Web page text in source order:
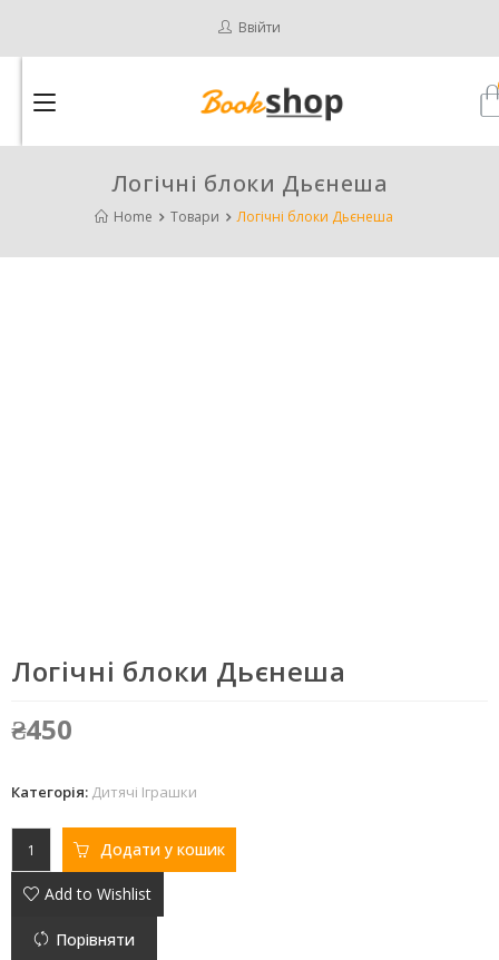
Ввійти
Логічні блоки Дьєнеша
Home Товари Логічні блоки Дьєнеша
Логічні блоки Дьєнеша
₴450
Категорія: Дитячі Іграшки
Додати у кошик
Add to Wishlist
Порівняти